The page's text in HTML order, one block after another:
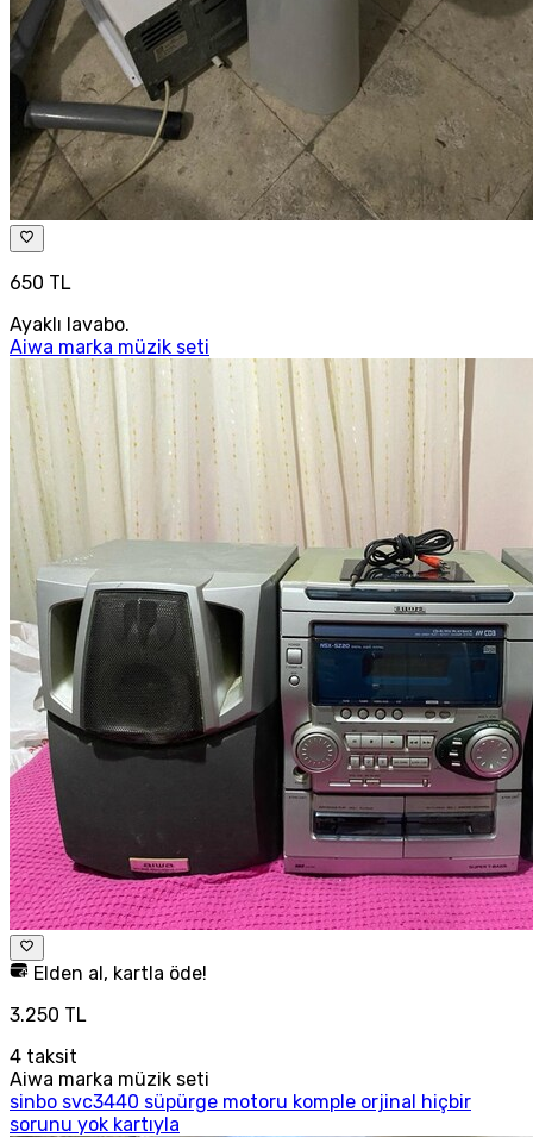
650 TL
Ayaklı lavabo.
Aiwa marka müzik seti
Elden al, kartla öde!
3.250 TL
4 taksit
Aiwa marka müzik seti
sinbo svc3440 süpürge motoru komple orjinal hiçbir
sorunu yok kartıyla